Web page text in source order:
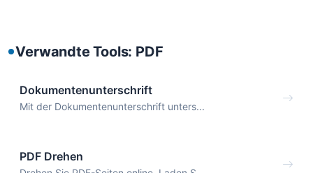
Verwandte Tools: PDF
Dokumentenunterschrift
Mit der Dokumentenunterschrift unters...
PDF Drehen